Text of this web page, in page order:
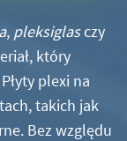
, pleksiglasczy
który
plexi na
takich jak
Bez względu